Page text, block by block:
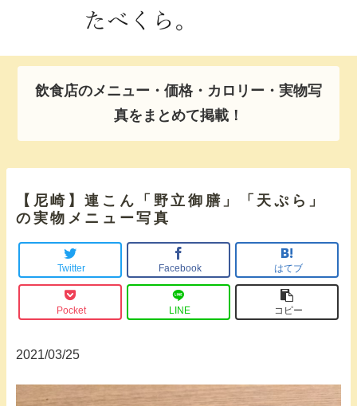
飲食店のメニュー・価格・カロリー・実物写
真をまとめて掲載！
【尼崎】連こん「野立御膳」「天ぷら」
の実物メニュー写真
Twitter Facebook はてブ
Pocket LINE コピー
2021/03/25